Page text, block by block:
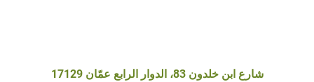
شارع ابن خلدون 83، الدوار الرابع عمّان 17129